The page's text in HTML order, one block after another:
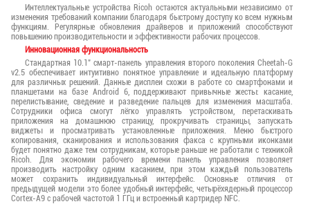
Интеллектуальные устройства Ricoh остаются актуальными независимо от
изменения требований компании благодаря быстрому доступу ко всем нужным
функциям. Регулярные обновления драйверов и приложений способствуют
повышению производительности и эффективности рабочих процессов.
Инновационная функциональность
Стандартная 10.1" смарт-панель управления второго поколения Cheetah-G
v2.5 обеспечивает интуитивно понятное управление и идеальную платформу
для различных решений. Данные дисплеи схожи в работе со смартфонами и
планшетами на базе Android 6, поддерживают привычные жесты: касание,
перелистывание, сведение и разведение пальцев для изменения масштаба.
Сотрудники офиса смогут лёгко управлять устройством, перетаскивать
приложения на домашнюю страницу, прокручивать страницы, запускать
виджеты и просматривать установленные приложения. Меню быстрого
копирования, сканирования и использования факса с крупными иконками
будет понятно даже тем сотрудникам, которые раньше не работали с техникой
Ricoh. Для экономии рабочего времени панель управления позволяет
производить настройку одним касанием, при этом каждый пользователь
может сохранить индивидуальный интерфейс. Основные отличия от
предыдущей модели это более удобный интерфейс, четырёхядерный процессор
Cortex-A9 с рабочей частотой 1 ГГц и встроенный картридер NFC.